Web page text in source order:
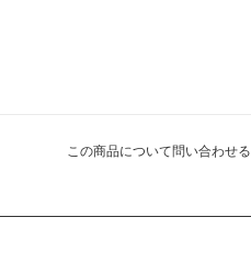
この商品について問い合わせる